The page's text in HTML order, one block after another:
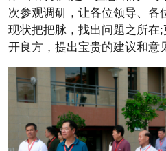
次参观调研，让各位领导、各
现状把把脉，找出问题之所在
开良方，提出宝贵的建议和意